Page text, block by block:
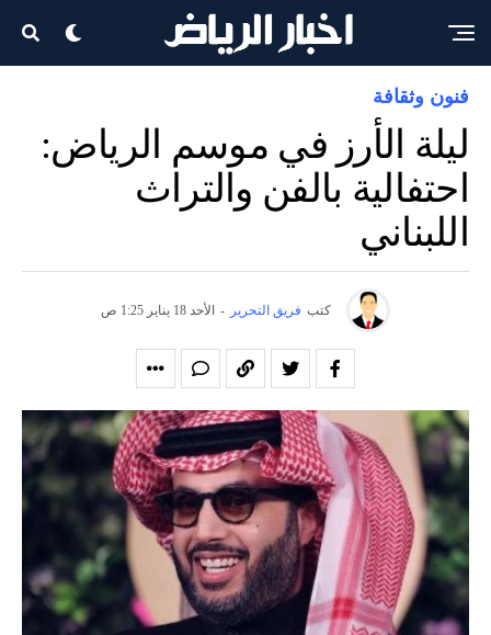
فنون وثقافة
ليلة الأرز في موسم الرياض:
احتفالية بالفن والتراث
اللبناني
كتب فريق التحرير - الأحد 18 يناير 1:25 ص